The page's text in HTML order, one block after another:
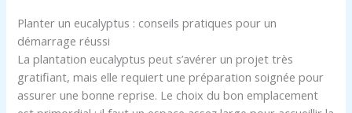
Planter un eucalyptus : conseils pratiques pour un
démarrage réussi
La plantation eucalyptus peut s’avérer un projet très
gratifiant, mais elle requiert une préparation soignée pour
assurer une bonne reprise. Le choix du bon emplacement